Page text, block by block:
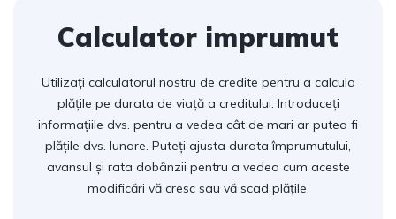
Calculator imprumut
Utilizați calculatorul nostru de credite pentru a calcula
plățile pe durata de viață a creditului. Introduceți
informațiile dvs. pentru a vedea cât de mari ar putea fi
plățile dvs. lunare. Puteți ajusta durata împrumutului,
avansul și rata dobânzii pentru a vedea cum aceste
modificări vă cresc sau vă scad plățile.